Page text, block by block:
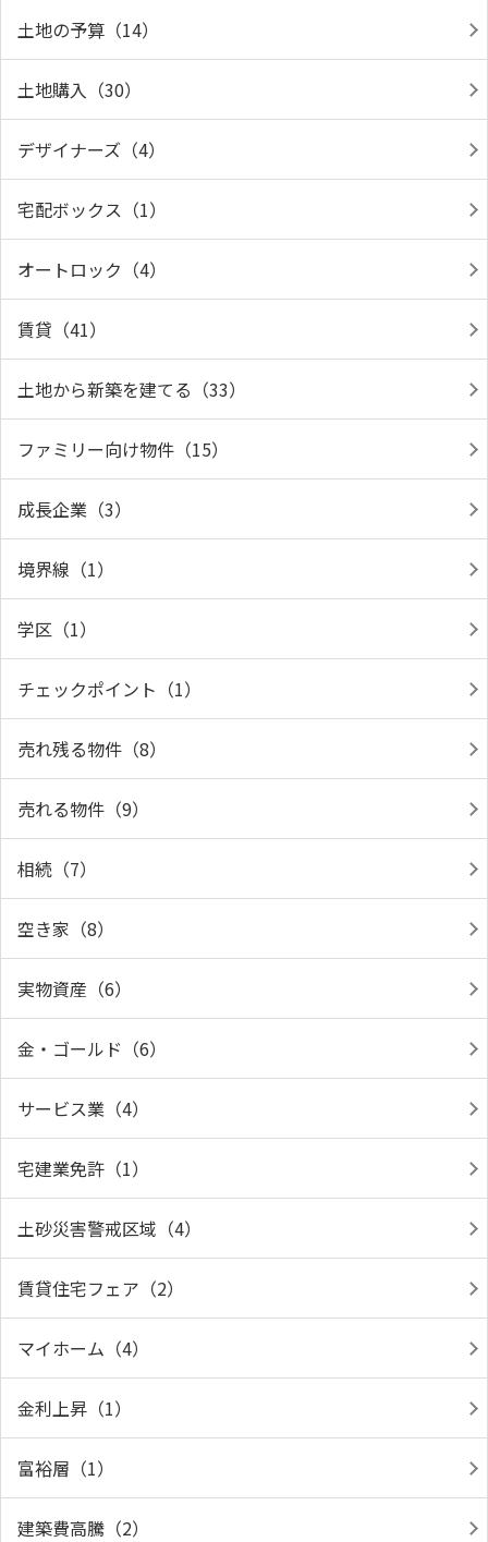
土地の予算（14）
土地購入（30）
デザイナーズ（4）
宅配ボックス（1）
オートロック（4）
賃貸（41）
土地から新築を建てる（33）
ファミリー向け物件（15）
成長企業（3）
境界線（1）
学区（1）
チェックポイント（1）
売れ残る物件（8）
売れる物件（9）
相続（7）
空き家（8）
実物資産（6）
金・ゴールド（6）
サービス業（4）
宅建業免許（1）
土砂災害警戒区域（4）
賃貸住宅フェア（2）
マイホーム（4）
金利上昇（1）
富裕層（1）
建築費高騰（2）